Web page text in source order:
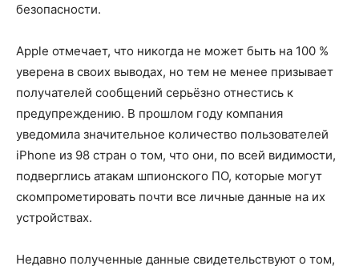
безопасности.
Apple отмечает, что никогда не может быть на 100 %
уверена в своих выводах, но тем не менее призывает
получателей сообщений серьёзно отнестись к
предупреждению. В прошлом году компания
уведомила значительное количество пользователей
iPhone из 98 стран о том, что они, по всей видимости,
подверглись атакам шпионского ПО, которые могут
скомпрометировать почти все личные данные на их
устройствах.
Недавно полученные данные свидетельствуют о том,